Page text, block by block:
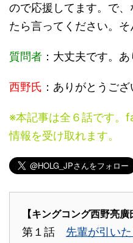
ので応援してます。で
たら言ってください。
質問者 ：大丈夫です。
西野氏 ：ありがとうござ
※本記事は全６話です
情報を受け取れます。
【キングコング西野亮
第１話 先輩が引い